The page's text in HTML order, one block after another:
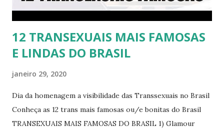
12 TRANSEXUAIS MAIS FAMOSAS
E LINDAS DO BRASIL
janeiro 29, 2020
Dia da homenagem a visibilidade das Transsexuais no Brasil
Conheça as 12 trans mais famosas ou/e bonitas do Brasil
TRANSEXUAIS MAIS FAMOSAS DO BRASIL 1) Glamour